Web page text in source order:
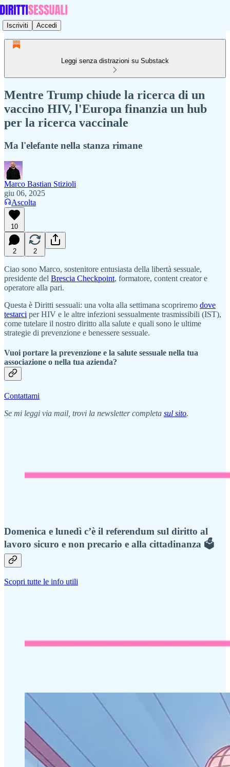
Iscriviti Accedi
Leggi senza distrazioni su Substack
Mentre Trump chiude la ricerca di un
vaccino HIV, l'Europa finanzia un hub
per la ricerca vaccinale
Ma l'elefante nella stanza rimane
Marco Bastian Stizioli
giu 06, 2025
Ascolta
10
2 2
Ciao sono Marco, sostenitore entusiasta della libertà sessuale,
presidente del Brescia Checkpoint, formatore, content creator e
operatore alla pari.
Questa è Diritti sessuali: una volta alla settimana scopriremo dove
testarci per HIV e le altre infezioni sessualmente trasmissibili (IST),
come tutelare il nostro diritto alla salute e quali sono le ultime
strategie di prevenzione e benessere sessuale.
Vuoi portare la prevenzione e la salute sessuale nella tua
associazione o nella tua azienda?
Contattami
Se mi leggi via mail, trovi la newsletter completa sul sito.
Domenica e lunedì c’è il referendum sul diritto al
lavoro sicuro e non precario e alla cittadinanza 🗳️
Scopri tutte le info utili